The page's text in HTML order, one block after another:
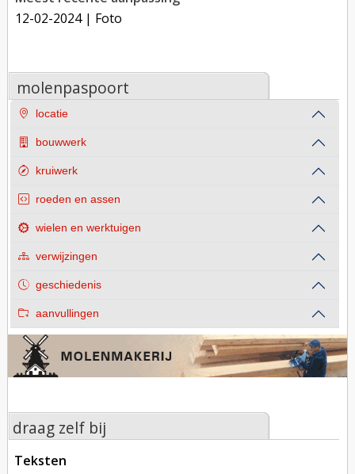
12-02-2024| Foto
molenpaspoort
locatie
bouwwerk
kruiwerk
roeden en assen
wielen en werktuigen
verwijzingen
geschiedenis
aanvullingen
draag zelf bij
teksten